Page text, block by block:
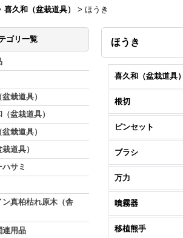
喜久和（盆栽道具） > ほうき
ゴリ一覧
栽道具）
盆栽道具）
栽道具）
道具）
ハサミ
ン真柏枯れ原木（舎
連用品
ほうき
根切
ピンセット
ブラシ
万力
噴霧器
移植熊手